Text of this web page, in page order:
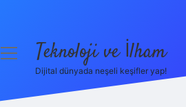
menüyüTeknoloji ve İlham
Dijital dünyada neşeli keşifler yap!